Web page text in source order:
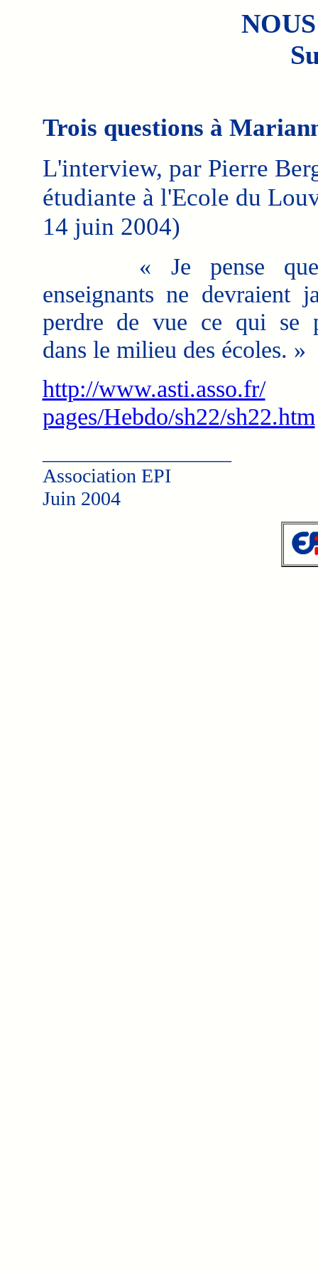
Trois questions à
L'interview, par Pierre
étudiante à l'Ecole du
14 juin 2004)
« Je pense que
enseignants ne devraient
perdre de vue ce qui se
dans le milieu des écoles. »
http://www.asti.asso.fr/
pages/Hebdo/sh22/sh22.htm
Association EPI
Juin 2004